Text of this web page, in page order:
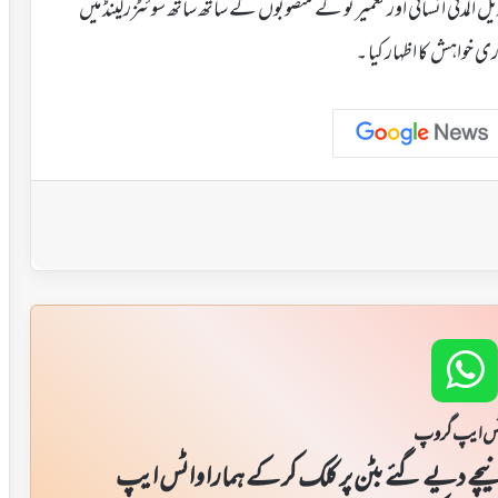
انسانی اور تعمیر نو کے منصوبوں کے ساتھ ساتھ سوئٹزرلینڈ میں
کا اظہار کیا ۔
ایپ گروپ
دیے گئے بٹن پر کلک کر کے ہمارا واٹس ایپ